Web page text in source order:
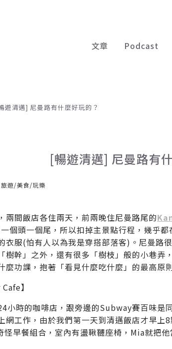
文章 Podcast
遊清邁] 尼曼路有什麼好玩的？
[暢遊清邁] 尼曼路有
旅遊/美食/玩樂
兩間飯店各住兩天，前兩晚住尼曼路尾的
一個頭一個尾，所以扣掉主景點行程，幾乎
衣服(怕有人以為我是穿搭部落客)。尼曼
樹幹」之外，還有很多「樹枝」般的小巷弄
麼功課，抱著「看見什麼吃什麼」的最高原
】
小時的咖啡店，跟旁邊的Subway賽百味是
網工作，由於我們第一天到清邁飯店才早上
早餐組合，室內有盪鞦韆座椅，Mia就把他